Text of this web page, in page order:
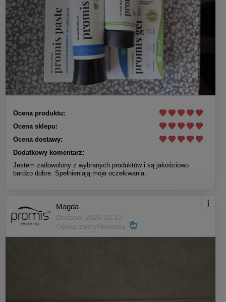
Ocena produktu:
Ocena sklepu:
Ocena dostawy:
Dodatkowy komentarz:
Jestem zadowolony z wybranych produktów i są jakościowo
bardzo dobre. Spełnieniają moje oczekiwania.
Magda
Dodano: 2026-02-13
Opinia zweryfikowana